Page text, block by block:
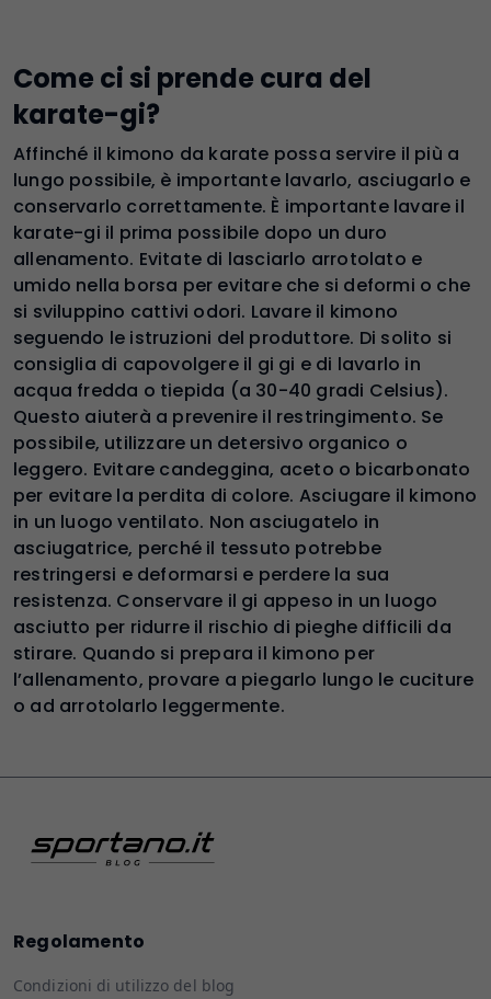
Come ci si prende cura del
karate-gi?
Affinché il kimono da karate possa servire il più a
lungo possibile, è importante lavarlo, asciugarlo e
conservarlo correttamente. È importante lavare il
karate-gi il prima possibile dopo un duro
allenamento. Evitate di lasciarlo arrotolato e
umido nella borsa per evitare che si deformi o che
si sviluppino cattivi odori. Lavare il kimono
seguendo le istruzioni del produttore. Di solito si
consiglia di capovolgere il gi gi e di lavarlo in
acqua fredda o tiepida (a 30-40 gradi Celsius).
Questo aiuterà a prevenire il restringimento. Se
possibile, utilizzare un detersivo organico o
leggero. Evitare candeggina, aceto o bicarbonato
per evitare la perdita di colore. Asciugare il kimono
in un luogo ventilato. Non asciugatelo in
asciugatrice, perché il tessuto potrebbe
restringersi e deformarsi e perdere la sua
resistenza. Conservare il gi appeso in un luogo
asciutto per ridurre il rischio di pieghe difficili da
stirare. Quando si prepara il kimono per
l’allenamento, provare a piegarlo lungo le cuciture
o ad arrotolarlo leggermente.
Regolamento
Condizioni di utilizzo del blog